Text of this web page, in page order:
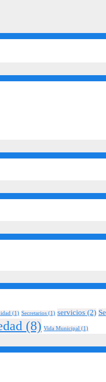
(1) Secretarios (1) servicios (2)
(8) Vida Municipal (1)